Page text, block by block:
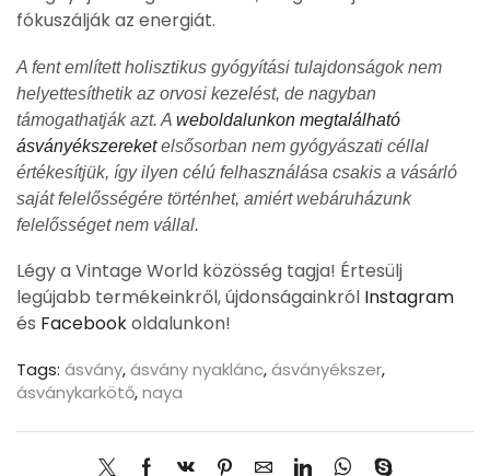
fókuszálják az energiát.
A fent említett holisztikus gyógyítási tulajdonságok nem
helyettesíthetik az orvosi kezelést, de nagyban
támogathatják azt. A weboldalunkon megtalálható
ásványékszereketelsősorban nem gyógyászati céllal
értékesítjük, így ilyen célú felhasználása csakis a vásárló
saját felelősségére történhet, amiért webáruházunk
felelősséget nem vállal.
Légy a Vintage World közösség tagja! Értesülj
legújabb termékeinkről, újdonságainkról Instagram
és Facebookoldalunkon!
Tags: ásvány,ásvány nyaklánc,ásványékszer,
ásványkarkötő,naya